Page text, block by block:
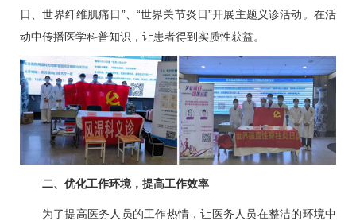
日、世界纤维肌痛日”、“世界关节炎日”开展主题义诊活动。在活
动中传播医学科普知识，让患者得到实质性获益。
二、优化工作环境，提高工作效率
为了提高医务人员的工作热情，让医务人员在整洁的环境中